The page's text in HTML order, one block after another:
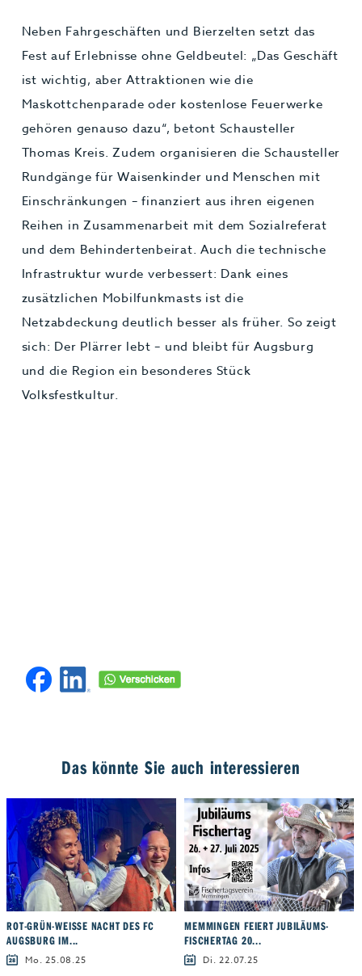
Neben Fahrgeschäften und Bierzelten setzt das
Fest auf Erlebnisse ohne Geldbeutel: „Das Geschäft
ist wichtig, aber Attraktionen wie die
Maskottchenparade oder kostenlose Feuerwerke
gehören genauso dazu“, betont Schausteller
Thomas Kreis. Zudem organisieren die Schausteller
Rundgänge für Waisenkinder und Menschen mit
Einschränkungen – finanziert aus ihren eigenen
Reihen in Zusammenarbeit mit dem Sozialreferat
und dem Behindertenbeirat. Auch die technische
Infrastruktur wurde verbessert: Dank eines
zusätzlichen Mobilfunkmasts ist die
Netzabdeckung deutlich besser als früher. So zeigt
sich: Der Plärrer lebt – und bleibt für Augsburg
und die Region ein besonderes Stück
Volksfestkultur.
Das könnte Sie auch interessieren
ROT-GRÜN-WEISSE NACHT DES FC A
UGSBURG IM...
Mo. 25.08.25
MEMMINGEN FEIERT JUBILÄUMS-
FISCHERTAG 20...
Di. 22.07.25